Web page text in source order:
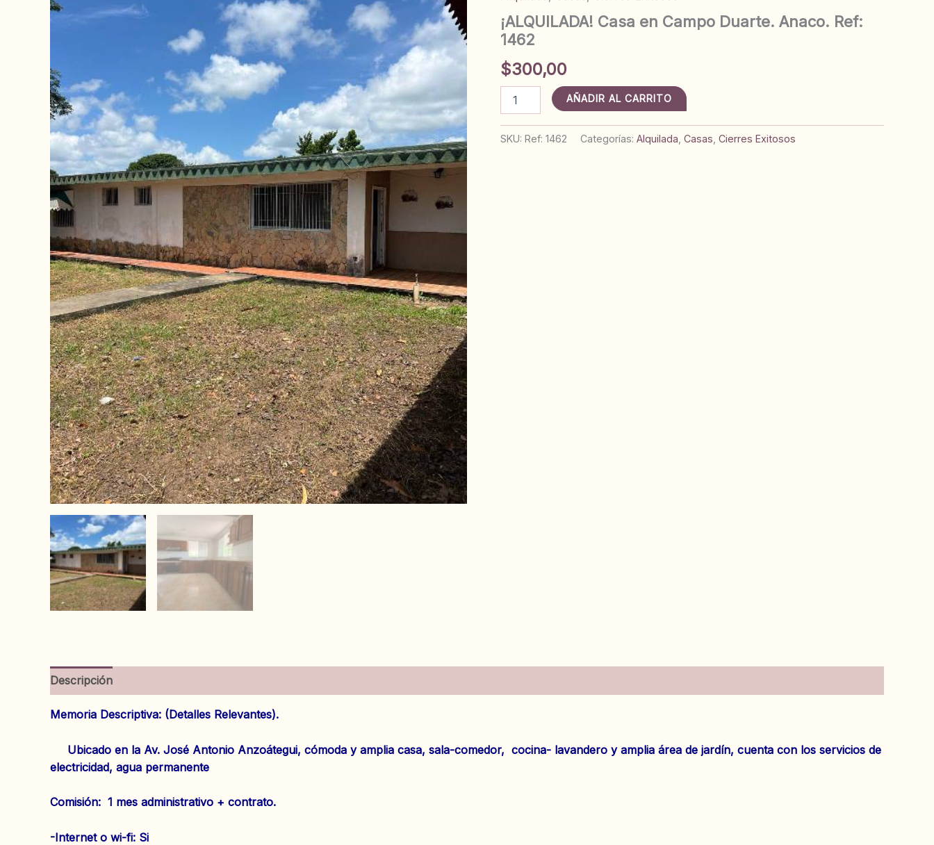
¡ALQUILADA! Casa en Campo Duarte. Anaco. Ref:
1462
$300,00
¡ALQUILADA!
Casa
Campo
AÑADIR AL CARRITO
SKU: Ref: 1462 Categorías: Alquilada Casas Cierres Exitosos
Descripción
Memoria Descriptiva: (Detalles Relevantes).
Ubicado en la Av. José Antonio Anzoátegui, cómoda y amplia casa, sala-comedor, cocina- lavandero y amplia área de jardín, cuenta con los servicios de
electricidad, agua permanente
Comisión: 1 mes administrativo + contrato.
‌-Internet o wi-fi: Si